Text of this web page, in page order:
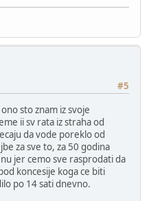
#5
sto znam iz svoje
ii sv rata iz straha od
da vode poreklo od
za sve to, za 50 godina
jer cemo sve rasprodati da
koncesije koga ce biti
po 14 sati dnevno.